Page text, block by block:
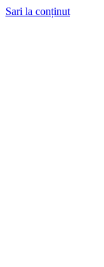
Sari la conținut